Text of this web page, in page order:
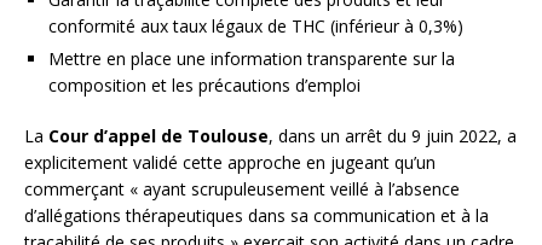
conformité aux taux légaux de THC (inférieur à 0,3%)
Mettre en place une information transparente sur la
composition et les précautions d’emploi
La Cour d’appel de Toulouse, dans un arrêt du 9 juin 2022, a
explicitement validé cette approche en jugeant qu’un
commerçant « ayant scrupuleusement veillé à l’absence
d’allégations thérapeutiques dans sa communication et à la